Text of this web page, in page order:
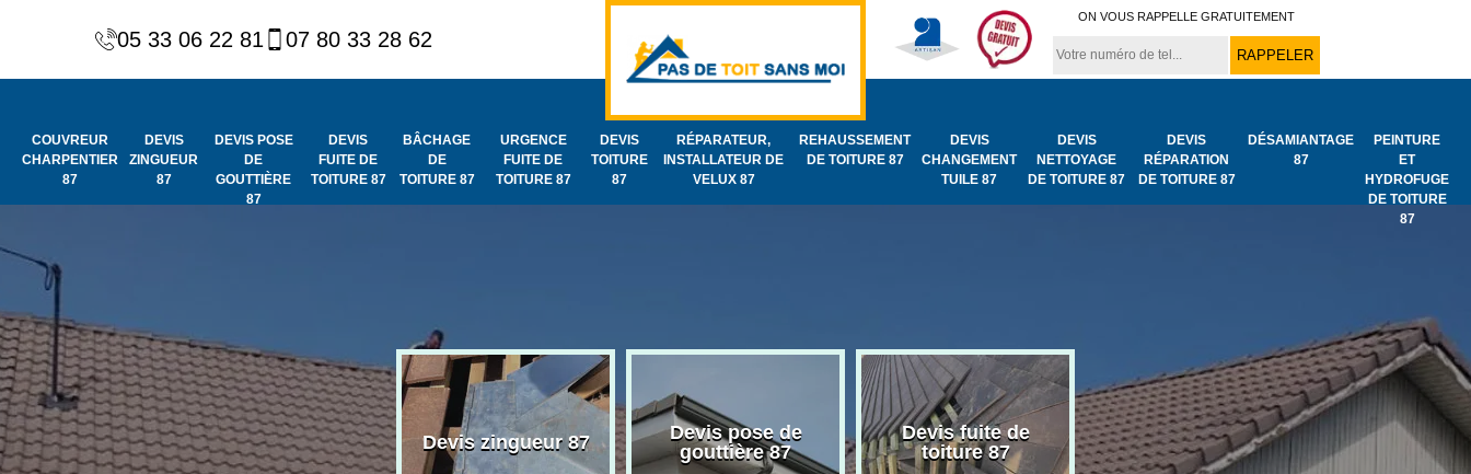
05 33 06 22 81 07 80 33 28 62
ON VOUS RAPPELLE GRATUITEMENT
COUVREUR
CHARPENTIER
87
DEVIS
ZINGUEUR
87
DEVIS POSE
DE
GOUTTIÈRE
87
DEVIS
FUITE DE
TOITURE 87
BÂCHAGE
DE
TOITURE 87
URGENCE
FUITE DE
TOITURE 87
DEVIS
TOITURE
87
RÉPARATEUR,
INSTALLATEUR DE
VELUX 87
REHAUSSEMENT
DE TOITURE 87
DEVIS
CHANGEMENT
TUILE 87
DEVIS
NETTOYAGE
DE TOITURE 87
DEVIS
RÉPARATION
DE TOITURE 87
DÉSAMIANTAGE
87
PEINTURE
ET
HYDROFUGE
DE TOITURE
87
et
de
toiture 87
Couvreur
charpentier 87
Devis zingueur 87
Devis pose de
gouttière 87
Devis fuite de
toiture 87
Bâchage de toiture
87
Urgence
toiture 87